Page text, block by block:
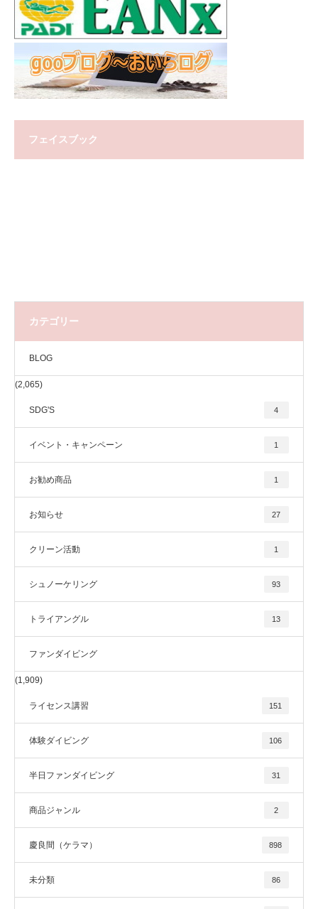
フェイスブック
カテゴリー
BLOG
(2,065)
SDG'S 4
イベント・キャンペーン 1
お勧め商品 1
お知らせ 27
クリーン活動 1
シュノーケリング 93
トライアングル 13
ファンダイビング
(1,909)
ライセンス講習 151
体験ダイビング 106
半日ファンダイビング 31
商品ジャンル 2
慶良間（ケラマ） 898
未分類 86